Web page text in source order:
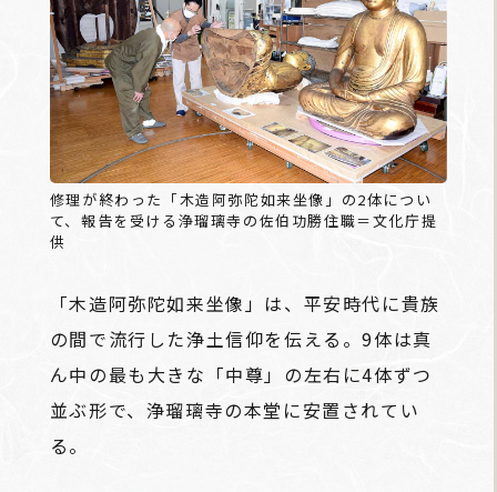
修理が終わった「木造阿弥陀如来坐像」の2体につい
て、報告を受ける浄瑠璃寺の佐伯功勝住職＝文化庁提
供
「木造阿弥陀如来坐像」は、平安時代に貴族
の間で流行した浄土信仰を伝える。9体は真
ん中の最も大きな「中尊」の左右に4体ずつ
並ぶ形で、浄瑠璃寺の本堂に安置されてい
る。